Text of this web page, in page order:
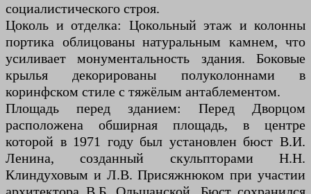
социалистического строя.
Цоколь и отделка: Цокольный этаж и колонны
портика облицованы натуральным камнем, что
усиливает монументальность здания. Боковые
крылья декорированы полуколоннами в
коринфском стиле с тяжёлым антаблементом.
Площадь перед зданием: Перед Дворцом
расположена обширная площадь, в центре
которой в 1971 году был установлен бюст В.И.
Ленина, созданный скульпторами Н.Н.
Клиндуховым и Л.В. Присяжнюком при участии